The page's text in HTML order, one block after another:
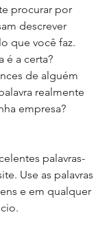
procurar por
descrever
que você faz.
é a certa?
de alguém
realmente
empresa?
palavras-
Use as palavras
e em qualquer